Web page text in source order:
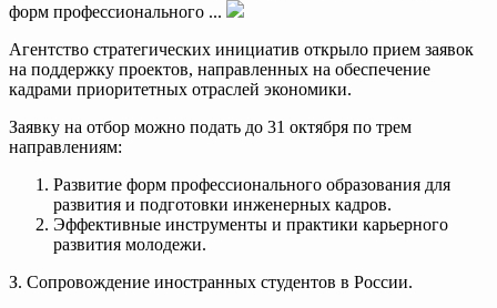
форм профессионального ...
Агентство стратегических инициатив открыло прием заявок
на поддержку проектов, направленных на обеспечение
кадрами приоритетных отраслей экономики.
Заявку на отбор можно подать до 31 октября по трем
направлениям:
Развитие форм профессионального образования для
развития и подготовки инженерных кадров.
Эффективные инструменты и практики карьерного
развития молодежи.
З. Сопровождение иностранных студентов в России.